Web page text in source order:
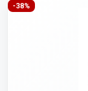
-38%